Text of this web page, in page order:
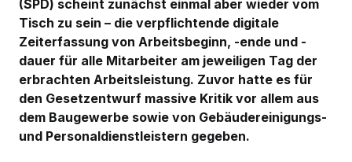
(SPD) scheint zunächst einmal aber wieder vom
Tisch zu sein – die verpflichtende digitale
Zeiterfassung von Arbeitsbeginn, -ende und -
dauer für alle Mitarbeiter am jeweiligen Tag der
erbrachten Arbeitsleistung. Zuvor hatte es für
den Gesetzentwurf massive Kritik vor allem aus
dem Baugewerbe sowie von Gebäudereinigungs-
und Personaldienstleistern gegeben.